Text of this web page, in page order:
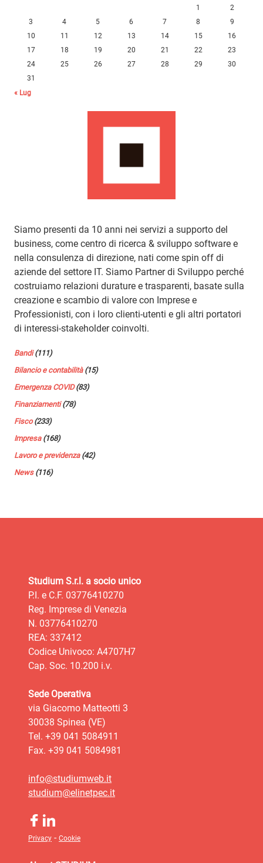
1
2
3
4 5 6 7 8
9
10
11 12 13 14 15
16
17
18 19 20 21 22
23
24
25 26 27 28 29
30
31
« Lug
Siamo presenti da 10 anni nei servizi a supporto del
business, come centro di ricerca & sviluppo software e
nella consulenza di direzione, nati come spin off di
aziende del settore IT. Siamo Partner di Sviluppo perché
costruiamo relazioni durature e trasparenti, basate sulla
creazione e scambio di valore con Imprese e
Professionisti, con i loro clienti-utenti e gli altri portatori
di interessi-stakeholder coinvolti.
Bandi(111)
Bilancio e contabilità(15)
Emergenza COVID(83)
Finanziamenti(78)
Fisco(233)
Impresa(168)
Lavoro e previdenza(42)
News(116)
Studium S.r.l. a socio unico
P.I. e C.F. 03776410270
Reg. Imprese di Venezia
N. 03776410270
REA: 337412
Codice Univoco: A4707H7
Cap. Soc. 10.200 i.v.
Sede Operativa
via Giacomo Matteotti 3
30038 Spinea (VE)
Tel. +39 041 5084911
Fax. +39 041 5084981
info@studiumweb.it
studium@elinetpec.it
Privacy - Cookie